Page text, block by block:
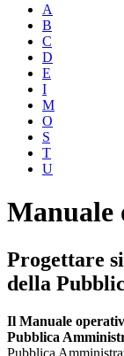
A
B
C
D
E
I
M
O
S
T
U
Manuale
Progettare
della
Il Manuale
Pubblica
Pubblica